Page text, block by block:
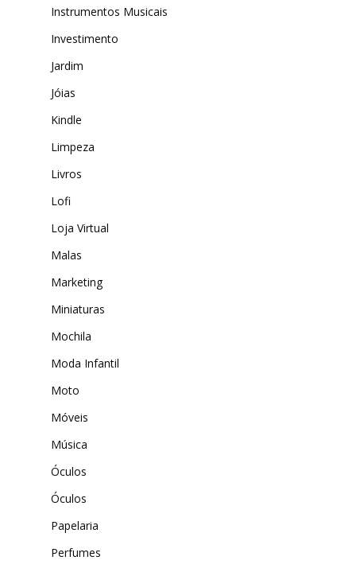
Instrumentos Musicais
Investimento
Jardim
Jóias
Kindle
Limpeza
Livros
Lofi
Loja Virtual
Malas
Marketing
Miniaturas
Mochila
Moda Infantil
Moto
Móveis
Música
Óculos
Óculos
Papelaria
Perfumes